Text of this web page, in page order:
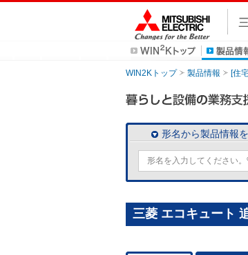
WIN2Kトップ 製品情報 [住
形名から製品情報
三菱 エコキュート